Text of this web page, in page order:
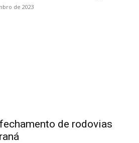
de 2023
de rodovias